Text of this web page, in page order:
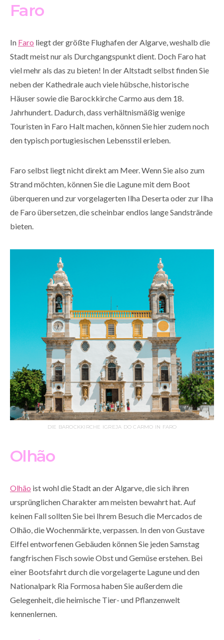
Faro
In Faro liegt der größte Flughafen der Algarve, weshalb die
Stadt meist nur als Durchgangspunkt dient. Doch Faro hat
viel mehr als das zu bieten! In der Altstadt selbst finden Sie
neben der Kathedrale auch viele hübsche, historische
Häuser sowie die Barockkirche Carmo aus dem 18.
Jahrhundert. Dadurch, dass verhältnismäßig wenige
Touristen in Faro Halt machen, können Sie hier zudem noch
den typisch portugiesischen Lebensstil erleben.
Faro selbst liegt nicht direkt am Meer. Wenn Sie also zum
Strand möchten, können Sie die Lagune mit dem Boot
überqueren und zur vorgelagerten Ilha Deserta oder zur Ilha
de Faro übersetzen, die scheinbar endlos lange Sandstrände
bieten.
DIE BAROCKKIRCHE IGREJA DO CARMO IN FARO
Olhão
Olhão ist wohl die Stadt an der Algarve, die sich ihren
ursprünglichen Charakter am meisten bewahrt hat. Auf
keinen Fall sollten Sie bei Ihrem Besuch die Mercados de
Olhão, die Wochenmärkte, verpassen. In den von Gustave
Eiffel entworfenen Gebäuden können Sie jeden Samstag
fangfrischen Fisch sowie Obst und Gemüse erstehen. Bei
einer Bootsfahrt durch die vorgelagerte Lagune und den
Nationalpark Ria Formosa haben Sie außerdem die
Gelegenheit, die heimische Tier- und Pflanzenwelt
kennenlernen.